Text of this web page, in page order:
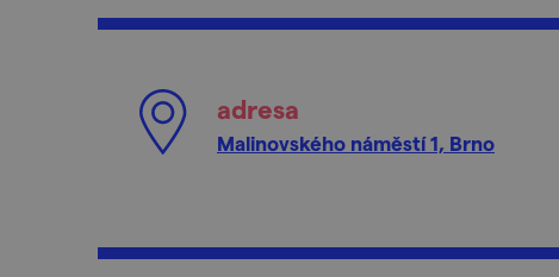
adresa
Malinovského náměstí 1, Brno